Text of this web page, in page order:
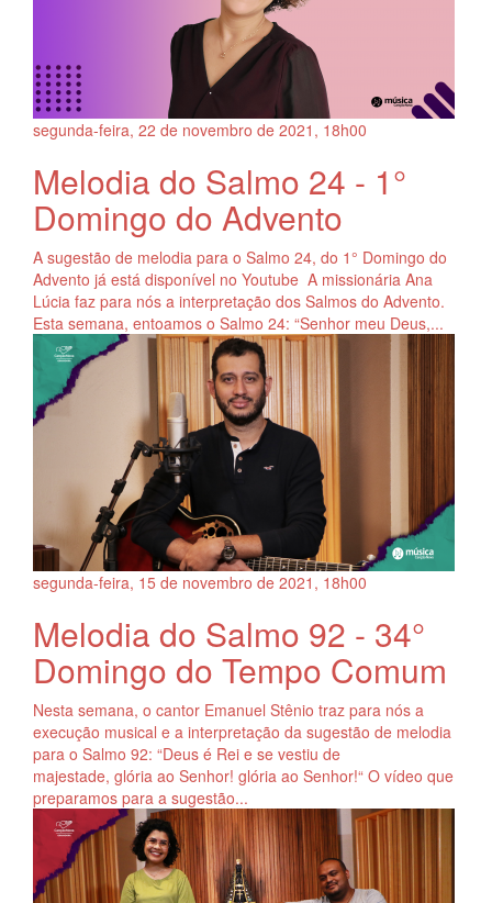
segunda-feira, 22 de novembro de 2021, 18h00
Melodia do Salmo 24 - 1°
Domingo do Advento
A sugestão de melodia para o Salmo 24, do 1° Domingo do
Advento já está disponível no Youtube A missionária Ana
Lúcia faz para nós a interpretação dos Salmos do Advento.
Esta semana, entoamos o Salmo 24: “Senhor meu Deus,...
segunda-feira, 15 de novembro de 2021, 18h00
Melodia do Salmo 92 - 34°
Domingo do Tempo Comum
Nesta semana, o cantor Emanuel Stênio traz para nós a
execução musical e a interpretação da sugestão de melodia
para o Salmo 92: “Deus é Rei e se vestiu de
majestade, glória ao Senhor! glória ao Senhor!“ O vídeo que
preparamos para a sugestão...